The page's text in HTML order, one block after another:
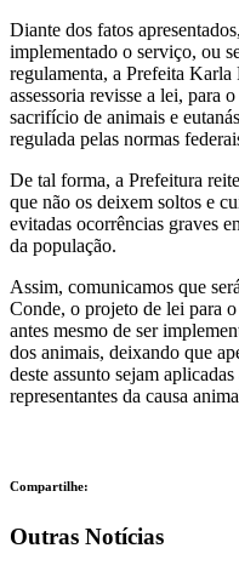
Diante dos fatos
implementado o serviço, ou
regulamenta, a Prefeita
assessoria revisse a lei, para
sacrifício de animais e
regulada pelas normas
De tal forma, a Prefeitura
que não os deixem soltos e
evitadas ocorrências graves
da população.
Assim, comunicamos que
Conde, o projeto de lei para
antes mesmo de ser
dos animais, deixando que
deste assunto sejam
representantes da causa
Compartilhe:
Outras Notícias